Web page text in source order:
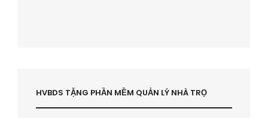
HVBDS TẶNG PHẦN MỀM QUẢN LÝ NHÀ TRỌ